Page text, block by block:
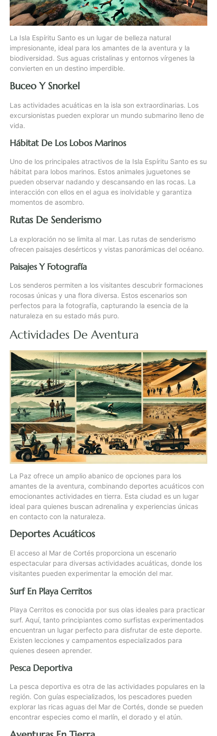
La Isla Espíritu Santo es un lugar de belleza natural
impresionante, ideal para los amantes de la aventura y la
biodiversidad. Sus aguas cristalinas y entornos vírgenes la
convierten en un destino imperdible.
Buceo Y Snorkel
Las actividades acuáticas en la isla son extraordinarias. Los
excursionistas pueden explorar un mundo submarino lleno de
vida.
Hábitat De Los Lobos Marinos
Uno de los principales atractivos de la Isla Espíritu Santo es su
hábitat para lobos marinos. Estos animales juguetones se
pueden observar nadando y descansando en las rocas. La
interacción con ellos en el agua es inolvidable y garantiza
momentos de asombro.
Rutas De Senderismo
La exploración no se limita al mar. Las rutas de senderismo
ofrecen paisajes desérticos y vistas panorámicas del océano.
Paisajes Y Fotografía
Los senderos permiten a los visitantes descubrir formaciones
rocosas únicas y una flora diversa. Estos escenarios son
perfectos para la fotografía, capturando la esencia de la
naturaleza en su estado más puro.
Actividades De Aventura
La Paz ofrece un amplio abanico de opciones para los
amantes de la aventura, combinando deportes acuáticos con
emocionantes actividades en tierra. Esta ciudad es un lugar
ideal para quienes buscan adrenalina y experiencias únicas
en contacto con la naturaleza.
Deportes Acuáticos
El acceso al Mar de Cortés proporciona un escenario
espectacular para diversas actividades acuáticas, donde los
visitantes pueden experimentar la emoción del mar.
Surf En Playa Cerritos
Playa Cerritos es conocida por sus olas ideales para practicar
surf. Aquí, tanto principiantes como surfistas experimentados
encuentran un lugar perfecto para disfrutar de este deporte.
Existen lecciones y campamentos especializados para
quienes deseen aprender.
Pesca Deportiva
La pesca deportiva es otra de las actividades populares en la
región. Con guías especializados, los pescadores pueden
explorar las ricas aguas del Mar de Cortés, donde se pueden
encontrar especies como el marlín, el dorado y el atún.